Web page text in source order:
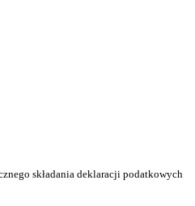
składania deklaracji podatkowych